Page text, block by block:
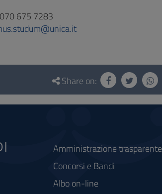
675 7283
Share on:
Amministrazione trasparente
Concorsi e Bandi
Albo on-line